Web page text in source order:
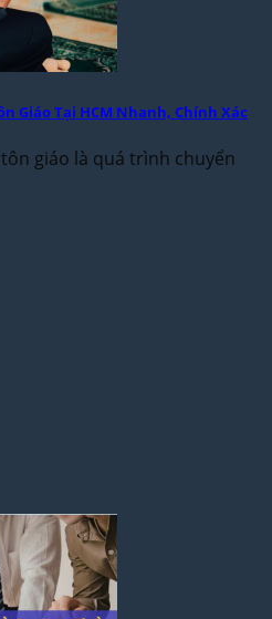
Giáo Tại HCM Nhanh, Chính Xác
giáo là quá trình chuyển